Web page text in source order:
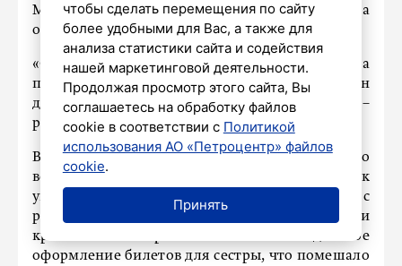
Москву. В пресс-службе авиаперевозчика
объяснили телеканалу«360» причину отказа.
«Со стороны пассажиров было дано согласие на
перелет бизнес-классом, а также подписан
документ об урегулировании претензии», –
рассказали в «Аэрофлоте».
В авиакомпания опровергли информацию о
возрасте девушки – ей 16 лет, а не 12, как
указывалось ранее. Сообщалось, что ее сняли с
рейса SU1213 5 января из-за неисправности
кресла. Но причиной стало отдельное
оформление билетов для сестры, что помешало
чтобы сделать перемещения по сайту
более удобными для Вас, а также для
анализа статистики сайта и содействия
нашей маркетинговой деятельности.
Продолжая просмотр этого сайта, Вы
соглашаетесь на обработку файлов
cookie в соответствии с Политикой
использования АО «Петроцентр» файлов
cookie.
Принять